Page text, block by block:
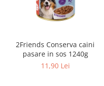
2Friends Conserva caini
pasare in sos 1240g
11,90 Lei